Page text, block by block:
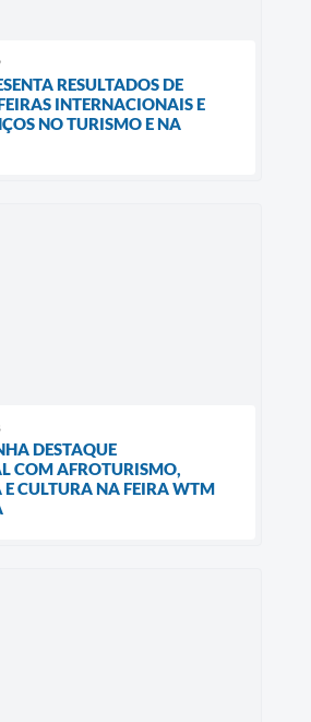
RESULTADOS DE
INTERNACIONAIS E
NO TURISMO E NA
DESTAQUE
COM AFROTURISMO,
CULTURA NA FEIRA WTM